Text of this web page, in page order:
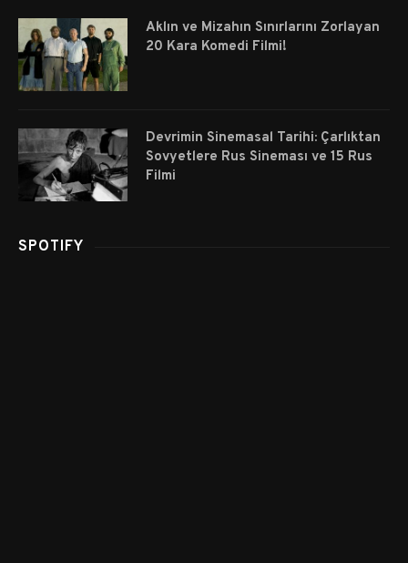
Aklın ve Mizahın Sınırlarını Zorlayan
20 Kara Komedi Filmi!
Devrimin Sinemasal Tarihi: Çarlıktan
Sovyetlere Rus Sineması ve 15 Rus
Filmi
SPOTIFY